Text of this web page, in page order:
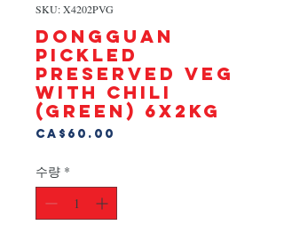
SKU: X4202PVG
DONGGUAN
PICKLED
PRESERVED VEG
WITH CHILI
(GREEN) 6x2kg
CA$60.00
수량 *